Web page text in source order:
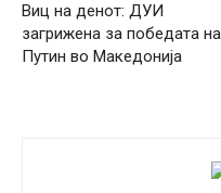
Виц на денот: ДУИ
загрижена за победата на
Путин во Македонија